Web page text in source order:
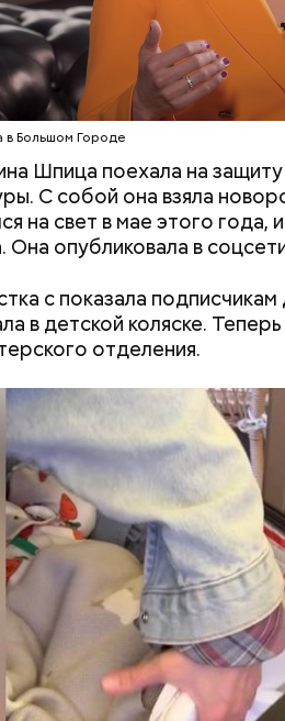
Большом Городе
Шпица поехала на
С собой она взяла
на свет в мае этого
Она опубликовала в
с показала
в детской коляске.
отделения.
подготовить ребенка к 1
топ-9 вещей,
облегчат жизнь